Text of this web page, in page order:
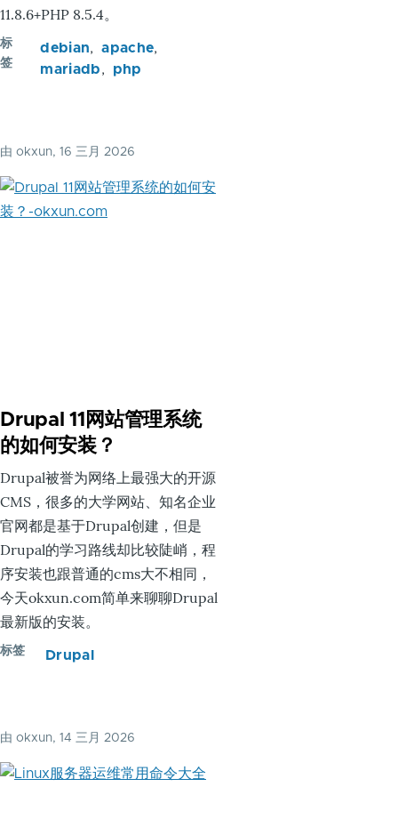
11.8.6+PHP 8.5.4。
标
签
debian
apache
mariadb
php
由 okxun, 16 三月 2026
Drupal 11网站管理系统
的如何安装？
Drupal被誉为网络上最强大的开源
CMS，很多的大学网站、知名企业
官网都是基于Drupal创建，但是
Drupal的学习路线却比较陡峭，程
序安装也跟普通的cms大不相同，
今天okxun.com简单来聊聊Drupal
最新版的安装。
标签 Drupal
由 okxun, 14 三月 2026